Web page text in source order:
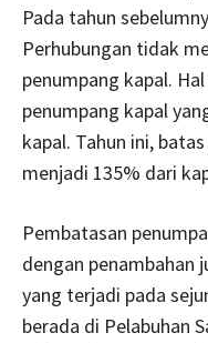
Pada tahun
Perhubungan tidak
penumpang kapal.
penumpang kapal
kapal. Tahun ini,
menjadi 135% dari
Pembatasan
dengan penambahan
yang terjadi pada
berada di Pelabuhan